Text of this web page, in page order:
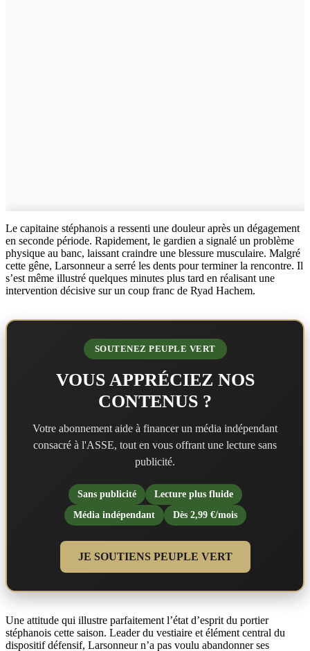
Le capitaine stéphanois a ressenti une douleur après un dégagement
en seconde période. Rapidement, le gardien a signalé un problème
physique au banc, laissant craindre une blessure musculaire. Malgré
cette gêne, Larsonneur a serré les dents pour terminer la rencontre. Il
s’est même illustré quelques minutes plus tard en réalisant une
intervention décisive sur un coup franc de Ryad Hachem.
SOUTENEZ PEUPLE VERT
VOUS APPRÉCIEZ NOS
CONTENUS ?
Votre abonnement aide à financer un média indépendant
consacré à l'ASSE, tout en vous offrant une lecture sans
publicité.
Sans publicité
Lecture plus fluide
Média indépendant
Dès 2,99 €/mois
JE SOUTIENS PEUPLE VERT
Une attitude qui illustre parfaitement l’état d’esprit du portier
stéphanois cette saison. Leader du vestiaire et élément central du
dispositif défensif, Larsonneur n’a pas voulu abandonner ses